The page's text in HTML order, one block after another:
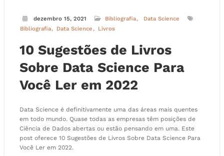
dezembro 15, 2021 Bibliografia
Data Science
Bibliografia
Data Science Livros
10 Sugestões de Livros
Sobre Data Science Para
Você Ler em 2022
Data Science é definitivamente uma das áreas mais quentes
em todo mundo. Quase todas as empresas têm posições de
Ciência de Dados abertas ou estão pensando em uma. Este
post oferece 10 Sugestões de Livros Sobre Data Science Para
Você Ler em 2022.